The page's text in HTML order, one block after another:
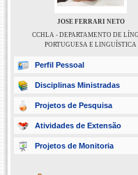
JOSE FERRARI NETO
CCHLA - DEPARTAMENTO DE
PORTUGUESA E LINGUÍSTICA
Perfil Pessoal
Disciplinas Ministradas
Projetos de Pesquisa
Atividades de Extensão
Projetos de Monitoria